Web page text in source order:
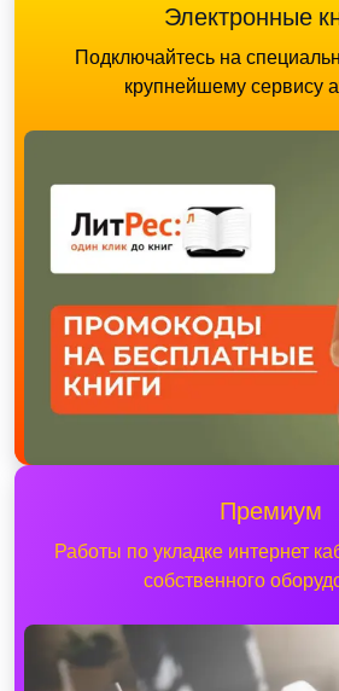
Электронные
Подключайтесь на
крупнейшему сервису
Премиум
Работы по укладке интернет
собственного